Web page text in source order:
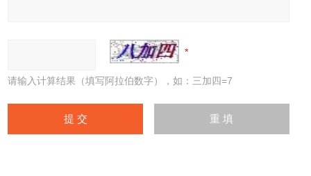
请输入计算结果（填写阿拉伯数字），如：三加四=7